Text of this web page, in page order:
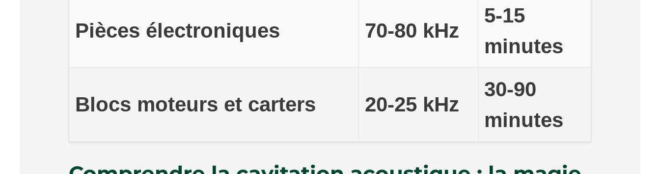
Pièces électroniques 70-80 kHz
5-15
minutes
Blocs moteurs et carters 20-25 kHz
30-90
minutes